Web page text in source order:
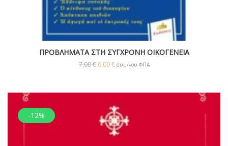
ΠΡΟΒΛΗΜΑΤΑ ΣΤΗ ΣΥΓΧΡΟΝΗ ΟΙΚΟΓΕΝΕΙΑ
7,00€ 6,00€ συμ/νου ΦΠΑ
-12%